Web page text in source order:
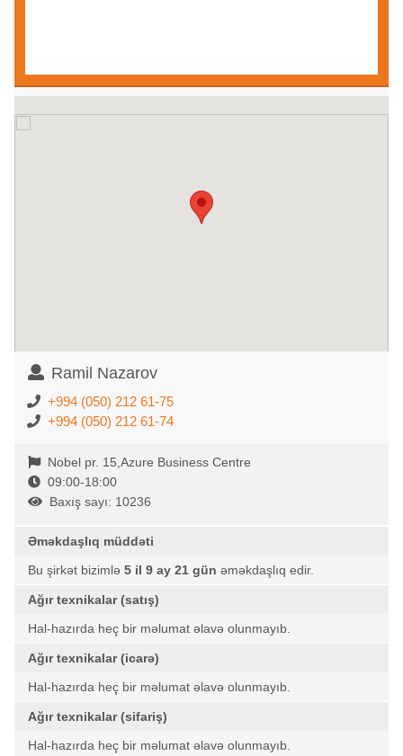
Ramil Nazarov
+994 (050) 212 61-75
+994 (050) 212 61-74
Nobel pr. 15,Azure Business Centre
09:00-18:00
Baxış sayı: 10236
Əməkdaşlıq müddəti
Bu şirkət bizimlə 5 il 9 ay 21 gün əməkdaşlıq edir.
Ağır texnikalar (satış)
Hal-hazırda heç bir məlumat əlavə olunmayıb.
Ağır texnikalar (icarə)
Hal-hazırda heç bir məlumat əlavə olunmayıb.
Ağır texnikalar (sifariş)
Hal-hazırda heç bir məlumat əlavə olunmayıb.